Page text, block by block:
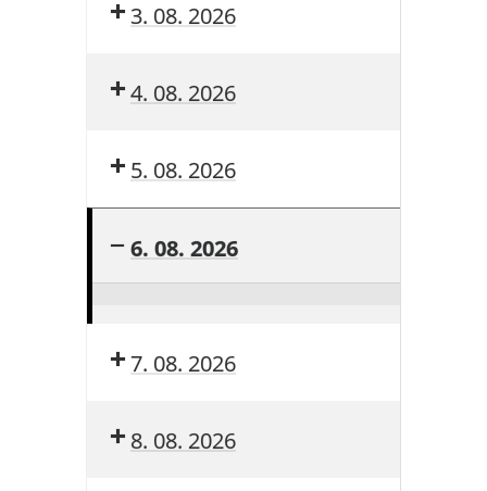
3. 08. 2026
4. 08. 2026
5. 08. 2026
6. 08. 2026
7. 08. 2026
8. 08. 2026